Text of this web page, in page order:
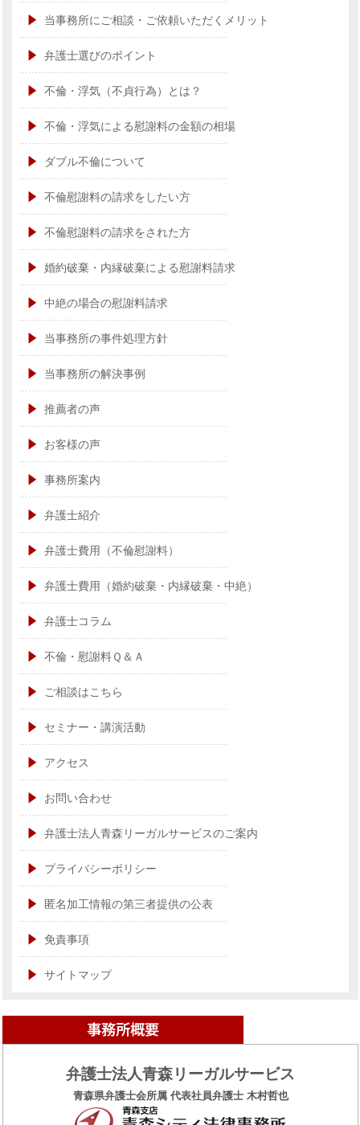
当事務所にご相談・ご依頼いただくメリット
弁護士選びのポイント
不倫・浮気（不貞行為）とは？
不倫・浮気による慰謝料の金額の相場
ダブル不倫について
不倫慰謝料の請求をしたい方
不倫慰謝料の請求をされた方
婚約破棄・内縁破棄による慰謝料請求
中絶の場合の慰謝料請求
当事務所の事件処理方針
当事務所の解決事例
推薦者の声
お客様の声
事務所案内
弁護士紹介
弁護士費用（不倫慰謝料）
弁護士費用（婚約破棄・内縁破棄・中絶）
弁護士コラム
不倫・慰謝料Ｑ＆Ａ
ご相談はこちら
セミナー・講演活動
アクセス
お問い合わせ
弁護士法人青森リーガルサービスのご案内
プライバシーポリシー
匿名加工情報の第三者提供の公表
免責事項
サイトマップ
弁護士法人青森リーガルサービス
青森県弁護士会所属 代表社員弁護士 木村哲也